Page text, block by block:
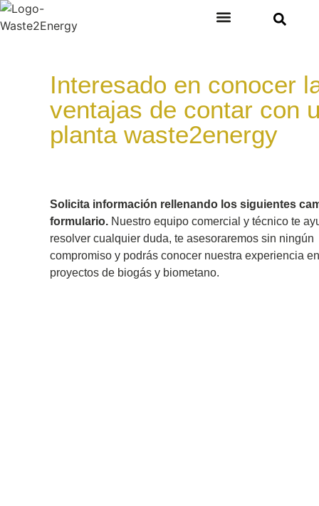
Interesado en conocer
ventajas de contar con
planta waste2energy
Solicita información rellenando los siguientes
formulario. Nuestro equipo comercial y técnico te
resolver cualquier duda, te asesoraremos sin ningún
compromiso y podrás conocer nuestra experiencia en
proyectos de biogás y biometano.